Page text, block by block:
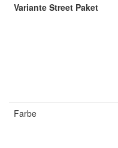
Variante Street Paket
Farbe